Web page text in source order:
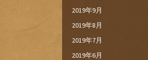
2019年9月
2019年8月
2019年7月
2019年6月